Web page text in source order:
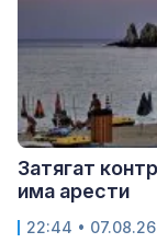
Затягат
има арести
22:44 • 07.08.26